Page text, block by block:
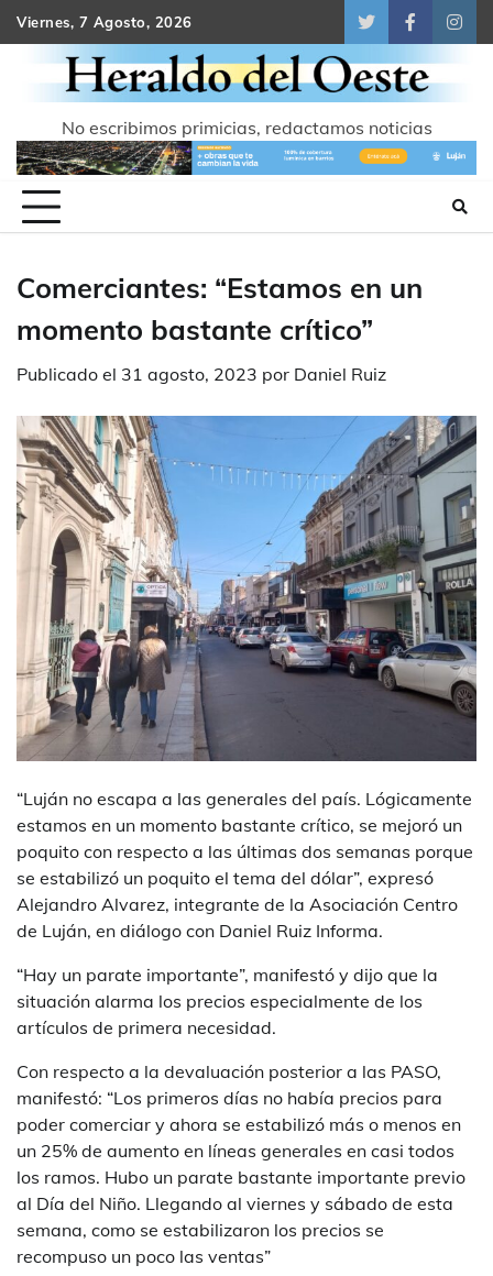
Skip
to
content
Viernes, 7 Agosto, 2026
TwitterFacebook
No escribimos primicias, redactamos noticias
Comerciantes: “Estamos en un
momento bastante crítico”
Publicado el 31 agosto, 2023 por Daniel Ruiz
“Luján no escapa a las generales del país. Lógicamente
estamos en un momento bastante crítico, se mejoró un
poquito con respecto a las últimas dos semanas porque
se estabilizó un poquito el tema del dólar”, expresó
Alejandro Alvarez, integrante de la Asociación Centro
de Luján, en diálogo con Daniel Ruiz Informa.
“Hay un parate importante”, manifestó y dijo que la
situación alarma los precios especialmente de los
artículos de primera necesidad.
Con respecto a la devaluación posterior a las PASO,
manifestó: “Los primeros días no había precios para
poder comerciar y ahora se estabilizó más o menos en
un 25% de aumento en líneas generales en casi todos
los ramos. Hubo un parate bastante importante previo
al Día del Niño. Llegando al viernes y sábado de esta
semana, como se estabilizaron los precios se
recompuso un poco las ventas”